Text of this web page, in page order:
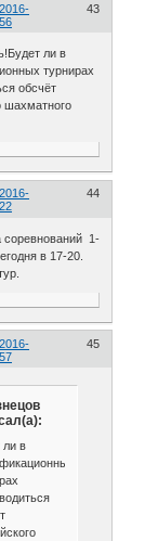
43
2016-
ли в
турнирах
обсчёт
шахматного
44
2016-
соревнований 1-
в 17-20.
45
2016-
ли в